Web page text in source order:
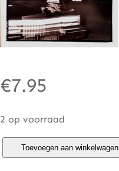
€7.95
2 op voorraad
Toevoegen aan winkelwagen